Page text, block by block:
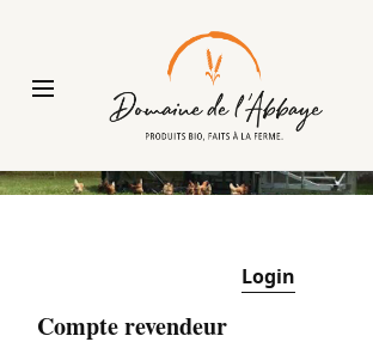
Login
Compte revendeur